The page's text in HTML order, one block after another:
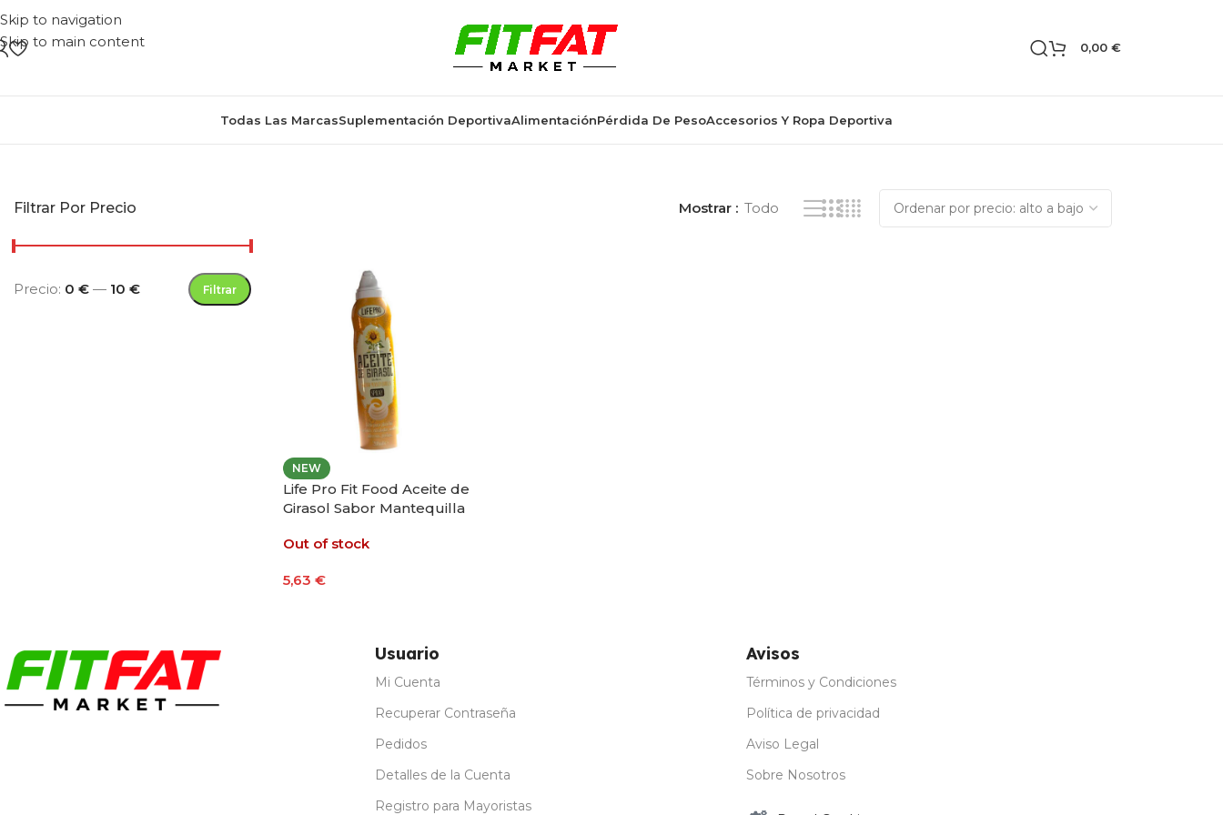
Skip to navigation
Skip to main content
0,00 €
Todas Las MarcasSuplementación DeportivaAlimentaciónPérdida De PesoAccesorios Y Ropa Deportiva
Filtrar Por Precio
Filtrar
Precio: 0 € — 10 €
Mostrar Todo
NEW
Life Pro Fit Food Aceite de
Girasol Sabor Mantequilla
Out of stock
5,63 €
Usuario
Mi Cuenta
Recuperar Contraseña
Pedidos
Detalles de la Cuenta
Registro para Mayoristas
Avisos
Términos y Condiciones
Política de privacidad
Aviso Legal
Sobre Nosotros